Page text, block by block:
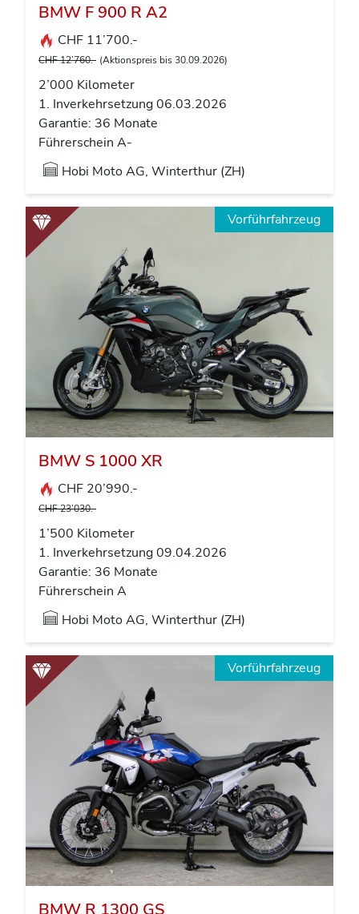
BMW F 900 R A2
CHF 11’700.-
CHF 12’760.- (Aktionspreis bis 30.09.2026)
2’000 Kilometer
1. Inverkehrsetzung 06.03.2026
Garantie: 36 Monate
Führerschein A-
Hobi Moto AG, Winterthur (ZH)
Vorführfahrzeug
BMW S 1000 XR
CHF 20’990.-
CHF 23’030.-
1’500 Kilometer
1. Inverkehrsetzung 09.04.2026
Garantie: 36 Monate
Führerschein A
Hobi Moto AG, Winterthur (ZH)
Vorführfahrzeug
BMW R 1300 GS